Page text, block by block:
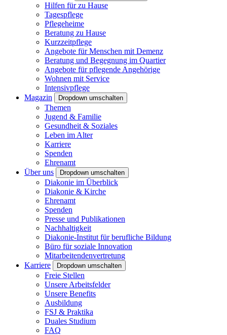
Hilfen für zu Hause
Tagespflege
Pflegeheime
Beratung zu Hause
Kurzzeitpflege
Angebote für Menschen mit Demenz
Beratung und Begegnung im Quartier
Angebote für pflegende Angehörige
Wohnen mit Service
Intensivpflege
Magazin
Dropdown umschalten
Themen
Jugend & Familie
Gesundheit & Soziales
Leben im Alter
Karriere
Spenden
Ehrenamt
Über uns
Dropdown umschalten
Diakonie im Überblick
Diakonie & Kirche
Ehrenamt
Spenden
Presse und Publikationen
Nachhaltigkeit
Diakonie-Institut für berufliche Bildung
Büro für soziale Innovation
Mitarbeitendenvertretung
Karriere
Dropdown umschalten
Freie Stellen
Unsere Arbeitsfelder
Unsere Benefits
Ausbildung
FSJ & Praktika
Duales Studium
FAQ